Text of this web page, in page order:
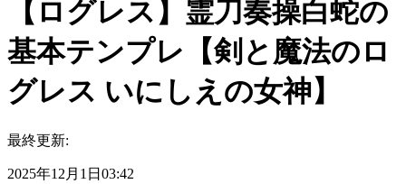
【ログレス】霊刀奏操白蛇の
基本テンプレ【剣と魔法のロ
グレス いにしえの女神】
最終更新:
2025年12月1日03:42